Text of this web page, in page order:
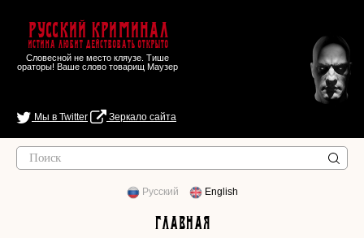
Русский Криминал
Истина любит действовать открыто
Словесной не место кляузе. Тише
ораторы! Ваше слово товарищ Маузер
Мы в Twitter Зеркало сайта
Русский English
Главная